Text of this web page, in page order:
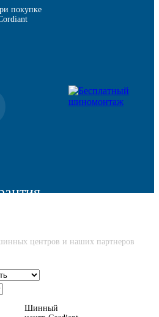
покупке
вне зависимости от причины
центров и наших партнеров
Шинный